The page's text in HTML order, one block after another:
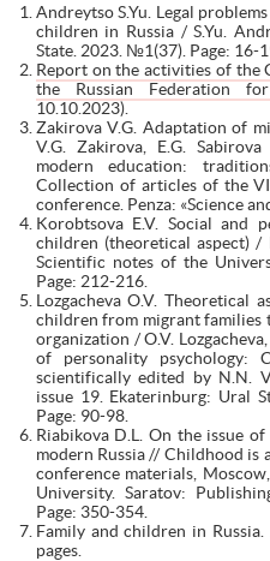
Andreytso S.Yu. Legal
children in Russia / S.Yu.
State. 2023. №1(37). Page: 16-
Report on the activities of the
the Russian Federation
10.10.2023).
Zakirova V.G. Adaptation of
V.G. Zakirova, E.G.
modern education:
Collection of articles of the
conference. Penza: «Science
Korobtsova E.V. Social and
children (theoretical aspect) /
Scientific notes of the
Page: 212-216.
Lozgacheva O.V. Theoretical
children from migrant families
organization / O.V.
of personality psychology:
scientifically edited by N.N.
issue 19. Ekaterinburg: Ural
Page: 90-98.
Riabikova D.L. On the issue
modern Russia // Childhood
conference materials,
University. Saratov:
Page: 350-354.
Family and children in
pages.